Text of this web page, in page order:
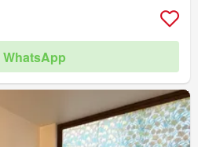
WhatsApp